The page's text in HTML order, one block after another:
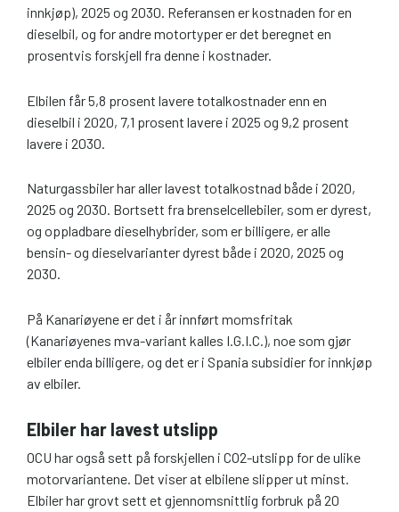
innkjøp), 2025 og 2030. Referansen er kostnaden for en
dieselbil, og for andre motortyper er det beregnet en
prosentvis forskjell fra denne i kostnader.
Elbilen får 5,8 prosent lavere totalkostnader enn en
dieselbil i 2020, 7,1 prosent lavere i 2025 og 9,2 prosent
lavere i 2030.
Naturgassbiler har aller lavest totalkostnad både i 2020,
2025 og 2030. Bortsett fra brenselcellebiler, som er dyrest,
og oppladbare dieselhybrider, som er billigere, er alle
bensin- og dieselvarianter dyrest både i 2020, 2025 og
2030.
På Kanariøyene er det i år innført momsfritak
(Kanariøyenes mva-variant kalles I.G.I.C.), noe som gjør
elbiler enda billigere, og det er i Spania subsidier for innkjøp
av elbiler.
Elbiler har lavest utslipp
OCU har også sett på forskjellen i CO2-utslipp for de ulike
motorvariantene. Det viser at elbilene slipper ut minst.
Elbiler har grovt sett et gjennomsnittlig forbruk på 20